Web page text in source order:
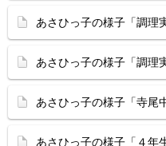
あさひっ子の様子「調理
あさひっ子の様子「調理
あさひっ子の様子「寺尾
あさひっ子の様子「４年